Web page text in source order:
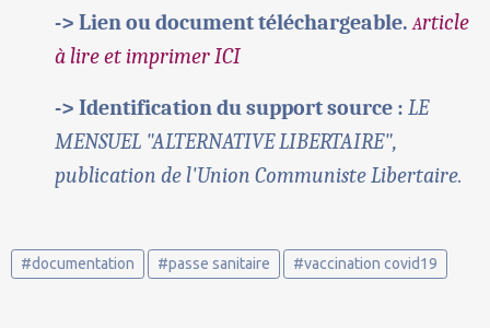
-> Lien ou document téléchargeable.Article
à lire et imprimer ICI
-> Identification du support source : LE
MENSUEL "ALTERNATIVE LIBERTAIRE",
publication de l'Union Communiste Libertaire.
#documentation #passe sanitaire #vaccination covid19